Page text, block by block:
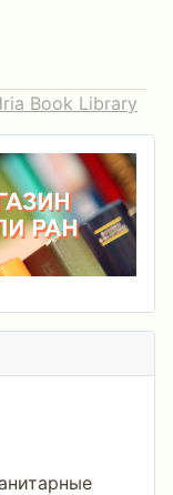
Book Library